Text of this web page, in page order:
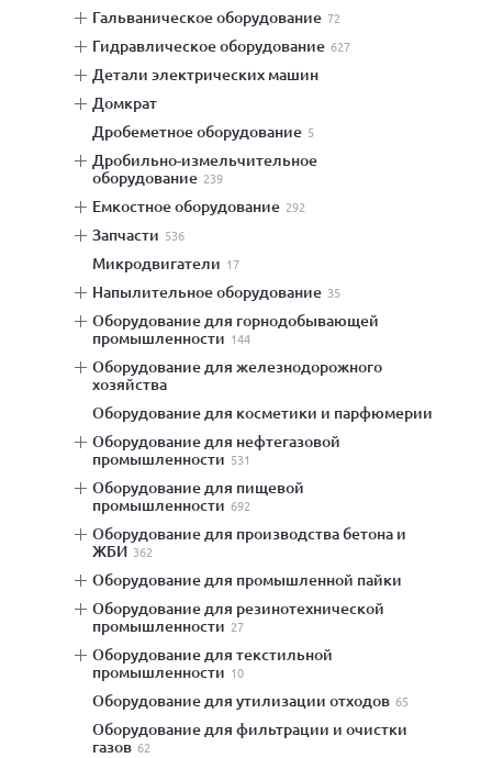
гальваническое оборудование 72
гидравлическое оборудование 627
детали электрических машин
домкрат
дробеметное оборудование 5
дробильно-измельчительное
оборудование 239
емкостное оборудование 292
запчасти 536
микродвигатели 17
напылительное оборудование 35
оборудование для горнодобывающей
промышленности 144
оборудование для железнодорожного
хозяйства
оборудование для косметики и парфюмерии
оборудование для нефтегазовой
промышленности 531
оборудование для пищевой
промышленности 692
оборудование для производства бетона и
ЖБИ 362
оборудование для промышленной пайки
оборудование для резинотехнической
промышленности 27
оборудование для текстильной
промышленности 10
оборудование для утилизации отходов 65
оборудование для фильтрации и очистки
газов 62